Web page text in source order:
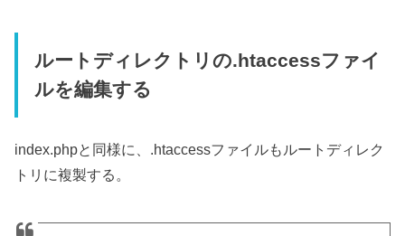
ルートディレクトリの.htaccessファイ
ルを編集する
index.phpと同様に、.htaccessファイルもルートディレク
トリに複製する。